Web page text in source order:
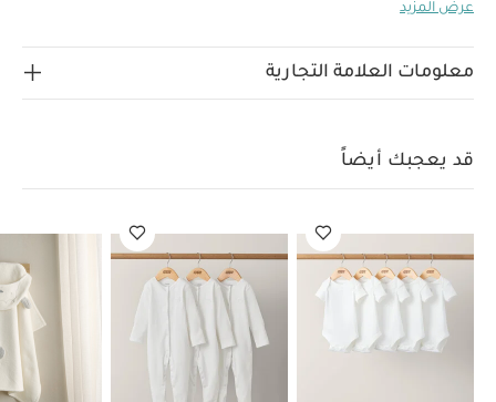
ونسيج ناعم بدرجات ألوان ترابية ونقشات بسيطة على شكل
سيدلينج إضافة تبعث على الشعور بهدوء الطبيعة إلى غرفة
عضوي ناعم. صنعت من موسلين ناعم بنقشة بذور رقيقة على
خلفية بيضاء لتتوافق مع باقي قطع المجموعة، وتتميز بوجه
تأتي بأذني أرنب مرنتين على غطاء الرأس، مما يجعلها إضافة
مريحة لأوقات ما بعد الاستحمام. لماذا تشترين هذا المنتج؟
قطن عضوي بملمس ناعم ومسامي ومريح
بأذني أرنب للشعور بالراحة
ألوان ونقشات مع باقي قطع
المجموعة
مواصفات المنتج: العمر المناسب
منذ الولادة
تعليمات السلامة/
مناسبة للأطفال حتى طول 68 سم.
تحفظ
عرض المزيد
معلومات العلامة التجارية
قد يعجبك أيضاً